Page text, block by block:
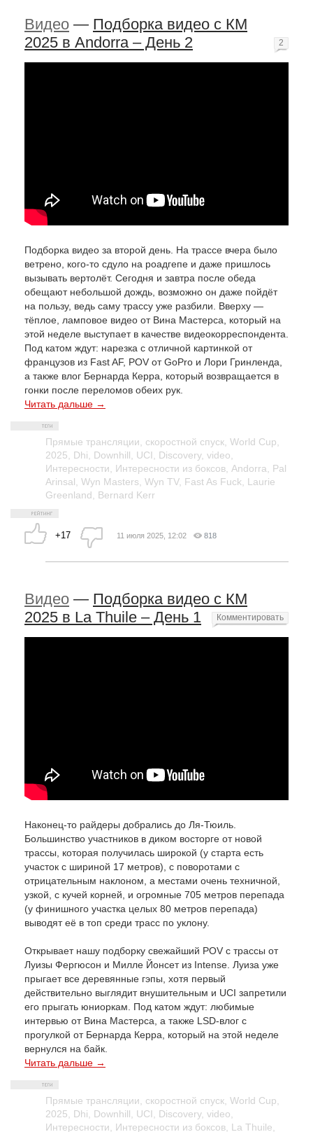
Видео — Подборка видео с КМ
2025 в Andorra – День 2
Подборка видео за второй день. На трассе вчера было
ветрено, кого-то сдуло на роадгепе и даже пришлось
вызывать вертолёт. Сегодня и завтра после обеда
обещают небольшой дождь, возможно он даже пойдёт
на пользу, ведь саму трассу уже разбили. Вверху —
тёплое, ламповое видео от Вина Мастерса, который на
этой неделе выступает в качестве видеокорреспондента.
Под катом ждут: нарезка с отличной картинкой от
французов из Fast AF, POV от GoPro и Лори Гринленда,
а также влог Бернарда Керра, который возвращается в
гонки после переломов обеих рук.
Читать дальше →
Прямые трансляции скоростной спуск World Cup
2025
Dhi Downhill UCI Discovery, video
Интересности
Интересности из боксов Andorra
Pal
Arinsal Wyn Masters Wyn TV, Fast As Fuck
Laurie
Greenland
Bernard Kerr
+17
2
11 июля 2025, 12:02 818
Видео — Подборка видео с КМ
2025 в La Thuile – День 1
Наконец-то райдеры добрались до Ля-Тюиль.
Большинство участников в диком восторге от новой
трассы, которая получилась широкой (у старта есть
участок с шириной 17 метров), с поворотами с
отрицательным наклоном, а местами очень техничной,
узкой, с кучей корней, и огромные 705 метров перепада
(у финишного участка целых 80 метров перепада)
выводят её в топ среди трасс по уклону.
Открывает нашу подборку свежайший POV с трассы от
Луизы Фергюсон и Милле Йонсет из Intense. Луиза уже
прыгает все деревянные гэпы, хотя первый
действительно выглядит внушительным и UCI запретили
его прыгать юниоркам. Под катом ждут: любимые
интервью от Вина Мастерса, а также LSD-влог с
прогулкой от Бернарда Керра, который на этой неделе
вернулся на байк.
Читать дальше →
Прямые трансляции скоростной спуск World Cup
2025
Dhi Downhill UCI Discovery, video
Интересности
Интересности из боксов La Thuile
Комментировать